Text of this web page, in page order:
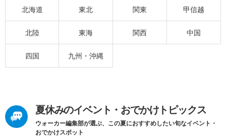
北海道 東北 関東 甲信越
北陸 東海 関西 中国
四国 九州・沖縄
夏休みのイベント・おでかけトピックス
ウォーカー編集部が選ぶ、この夏におすすめしたい旬なイベント・
おでかけスポット